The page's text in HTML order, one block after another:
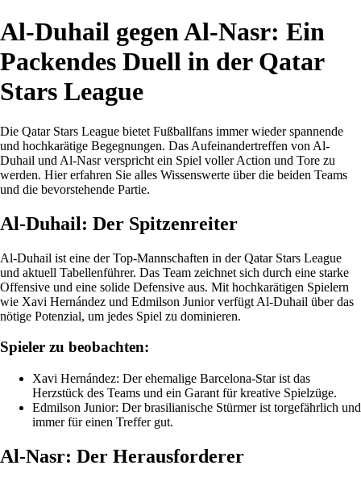
Al-Duhail gegen Al-Nasr: Ein
Packendes Duell in der Qatar
Stars League
Die Qatar Stars League bietet Fußballfans immer wieder spannende
und hochkarätige Begegnungen. Das Aufeinandertreffen von Al-
Duhail und Al-Nasr verspricht ein Spiel voller Action und Tore zu
werden. Hier erfahren Sie alles Wissenswerte über die beiden Teams
und die bevorstehende Partie.
Al-Duhail: Der Spitzenreiter
Al-Duhail ist eine der Top-Mannschaften in der Qatar Stars League
und aktuell Tabellenführer. Das Team zeichnet sich durch eine starke
Offensive und eine solide Defensive aus. Mit hochkarätigen Spielern
wie Xavi Hernández und Edmilson Junior verfügt Al-Duhail über das
nötige Potenzial, um jedes Spiel zu dominieren.
Spieler zu beobachten:
Xavi Hernández: Der ehemalige Barcelona-Star ist das
Herzstück des Teams und ein Garant für kreative Spielzüge.
Edmilson Junior: Der brasilianische Stürmer ist torgefährlich und
immer für einen Treffer gut.
Al-Nasr: Der Herausforderer